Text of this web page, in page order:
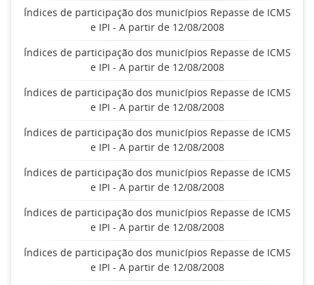
Índices de participação dos municípios Repasse de ICMS
e IPI - A partir de 12/08/2008
Índices de participação dos municípios Repasse de ICMS
e IPI - A partir de 12/08/2008
Índices de participação dos municípios Repasse de ICMS
e IPI - A partir de 12/08/2008
Índices de participação dos municípios Repasse de ICMS
e IPI - A partir de 12/08/2008
Índices de participação dos municípios Repasse de ICMS
e IPI - A partir de 12/08/2008
Índices de participação dos municípios Repasse de ICMS
e IPI - A partir de 12/08/2008
Índices de participação dos municípios Repasse de ICMS
e IPI - A partir de 12/08/2008